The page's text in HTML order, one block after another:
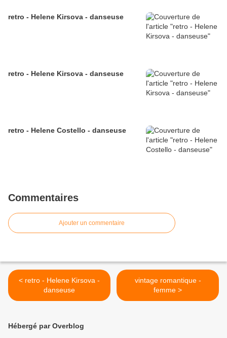
retro - Helene Kirsova - danseuse
retro - Helene Kirsova - danseuse
retro - Helene Costello - danseuse
Commentaires
Ajouter un commentaire
< retro - Helene Kirsova -
danseuse
vintage romantique -
femme >
Hébergé par Overblog